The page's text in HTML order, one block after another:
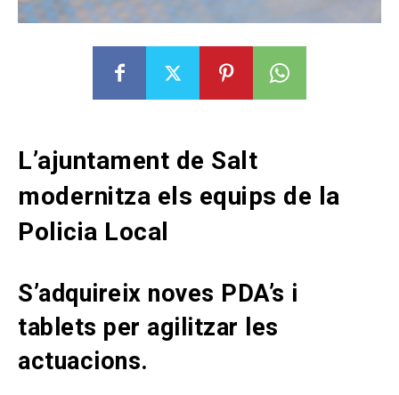
L’ajuntament de Salt
modernitza els equips de la
Policia Local
S’adquireix noves PDA’s i
tablets per agilitzar les
actuacions.